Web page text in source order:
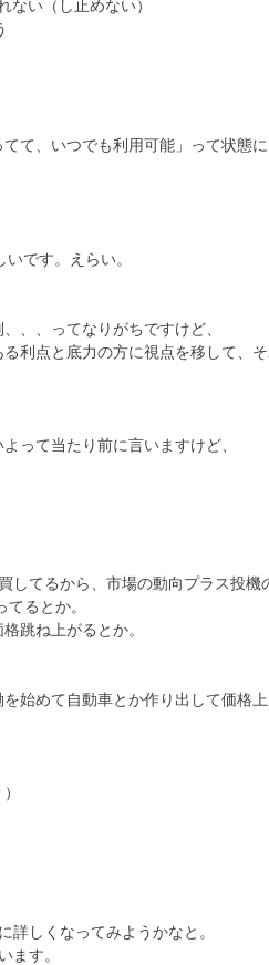
い（し止めない）
、いつでも利用可能」って状態
です。えらい。
、、ってなりがちですけど、
利点と底力の方に視点を移して、
って当たり前に言いますけど、
てるから、市場の動向プラス投機
るとか。
跳ね上がるとか。
始めて自動車とか作り出して価格上
しくなってみようかなと。
ます。